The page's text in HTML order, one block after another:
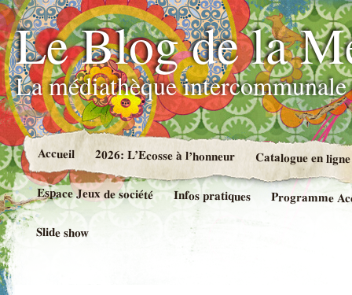
Le Blog de la
La médiathèque
Accueil 2026: L’Ecosse à l’honneur Catalogue en
Espace Jeux de société Infos pratiques Programme
Slide show